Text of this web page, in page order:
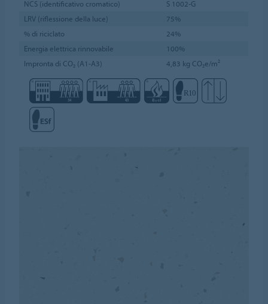
NCS (identificativo cromatico)
S 1002-G
LRV (riflessione della luce)
75%
% di riciclato
24%
Energia elettrica rinnovabile
100%
Impronta di CO₂ (A1-A3)
4,83 kg CO₂e/m²